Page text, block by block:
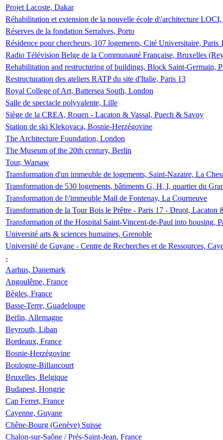
Projet Lacoste, Dakar
Réhabilitation et extension de la nouvelle école d\'architecture
Réserves de la fondation Serralves, Porto
Résidence pour chercheurs, 107 logements, Cité Universitaire, Paris
Radio Télévision Belge de la Communauté Française, Bruxelles
Rehabilitation and restructuring of buildings, Block Saint-Germain,
Restructuration des ateliers RATP du site d'Italie, Paris 13
Royal College of Art, Battersea South, London
Salle de spectacle polyvalente, Lille
Siège de la CREA, Rouen - Lacaton & Vassal, Puech & Savoy
Station de ski Klekovaca, Bosnie-Herzégovine
The Architecture Foundation, London
The Museum of the 20th century, Berlin
Tour, Warsaw
Transformation d'un immeuble de logements, Saint-Nazaire, La
Transformation de 530 logements, bâtiments G, H, I, quartier du
Transformation de l\'immeuble Mail de Fontenay, La Courneuve
Transformation de la Tour Bois le Prêtre - Paris 17 - Druot, Lacaton
Transformation of the Hospital Saint-Vincent-de-Paul into housing,
Université arts & sciences humaines, Grenoble
Université de Guyane - Centre de Recherches et de Ressources,
-
Aarhus, Danemark
Angoulême, France
Bègles, France
Basse-Terre, Guadeloupe
Berlin, Allemagne
Beyrouth, Liban
Bordeaux, France
Bosnie-Herzégovine
Boulogne-Billancourt
Bruxelles, Belgique
Budapest, Hongrie
Cap Ferret, France
Cayenne, Guyane
Chêne-Bourg (Genève) Suisse
Chalon-sur-Saône / Prés-Saint-Jean, France